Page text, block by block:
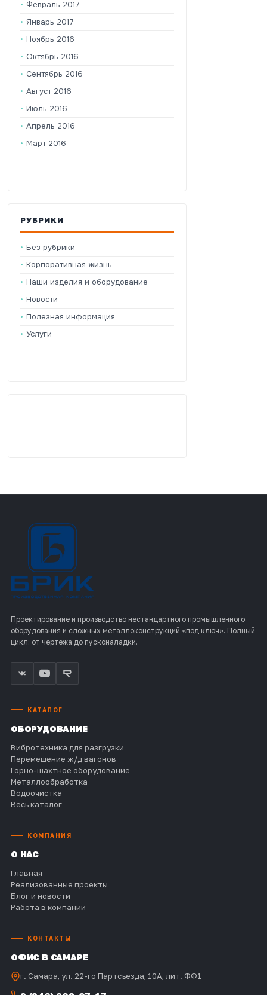
Февраль 2017
Январь 2017
Ноябрь 2016
Октябрь 2016
Сентябрь 2016
Август 2016
Июль 2016
Апрель 2016
Март 2016
РУБРИКИ
Без рубрики
Корпоративная жизнь
Наши изделия и оборудование
Новости
Полезная информация
Услуги
Проектирование и производство нестандартного промышленного
оборудования и сложных металлоконструкций «под ключ». Полный
цикл: от чертежа до пусконаладки.
КАТАЛОГ
ОБОРУДОВАНИЕ
Вибротехника для разгрузки
Перемещение ж/д вагонов
Горно-шахтное оборудование
Металлообработка
Водоочистка
Весь каталог
КОМПАНИЯ
О НАС
Главная
Реализованные проекты
Блог и новости
Работа в компании
КОНТАКТЫ
ОФИС В САМАРЕ
г. Самара, ул. 22-го Партсъезда, 10А, лит. ФФ1